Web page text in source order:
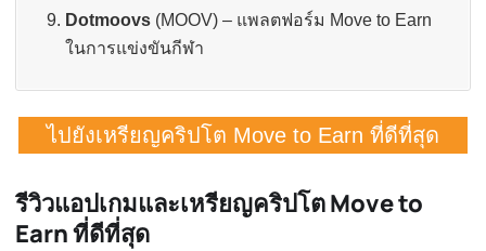
Dotmoovs (MOOV) – แพลตฟอร์ม Move to Earn
ในการแข่งขันกีฬา
ไปยังเหรียญคริปโต Move to Earn ที่ดีที่สุด
รีวิวแอปเกมและเหรียญคริปโต Move to
Earn ที่ดีที่สุด